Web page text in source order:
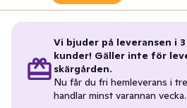
Vi bjuder på leveransen i
kunder! Gäller inte för
skärgården.
Nu får du fri hemleverans i
handlar minst varannan